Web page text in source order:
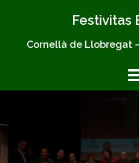
Festivitas
Cornellà de Llobregat